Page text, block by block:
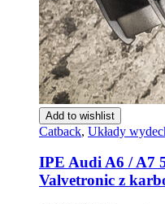
Add to wishlist
Catback, Układy
IPE Audi A6 / A7
Valvetronic z